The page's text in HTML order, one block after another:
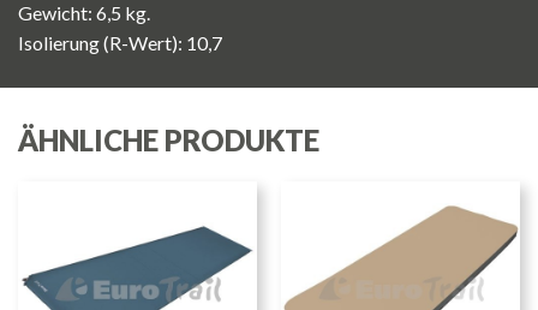
Gewicht: 6,5 kg.
Isolierung (R-Wert): 10,7
ÄHNLICHE PRODUKTE